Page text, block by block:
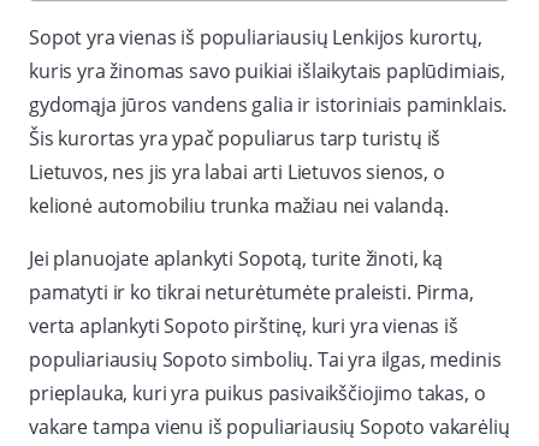
Sopot yra vienas iš populiariausių Lenkijos kurortų,
kuris yra žinomas savo puikiai išlaikytais paplūdimiais,
gydomąja jūros vandens galia ir istoriniais paminklais.
Šis kurortas yra ypač populiarus tarp turistų iš
Lietuvos, nes jis yra labai arti Lietuvos sienos, o
kelionė automobiliu trunka mažiau nei valandą.
Jei planuojate aplankyti Sopotą, turite žinoti, ką
pamatyti ir ko tikrai neturėtumėte praleisti. Pirma,
verta aplankyti Sopoto pirštinę, kuri yra vienas iš
populiariausių Sopoto simbolių. Tai yra ilgas, medinis
prieplauka, kuri yra puikus pasivaikščiojimo takas, o
vakare tampa vienu iš populiariausių Sopoto vakarėlių